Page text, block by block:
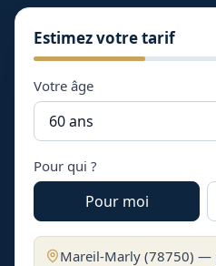
Estimez votre tarif
Votre âge
Pour qui ?
Pour moi
Mareil-Marly (78750) —